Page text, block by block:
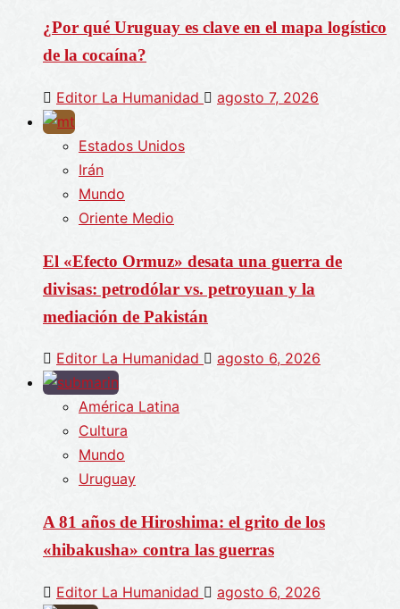
¿Por qué Uruguay es clave en el mapa logístico
de la cocaína?
Editor La Humanidad agosto 7, 2026
Estados Unidos
Irán
Mundo
Oriente Medio
El «Efecto Ormuz» desata una guerra de
divisas: petrodólar vs. petroyuan y la
mediación de Pakistán
Editor La Humanidad agosto 6, 2026
América Latina
Cultura
Mundo
Uruguay
A 81 años de Hiroshima: el grito de los
«hibakusha» contra las guerras
Editor La Humanidad agosto 6, 2026